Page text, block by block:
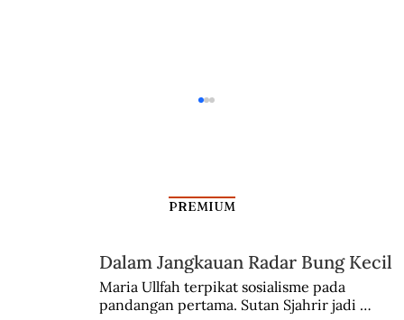
Bertaruh Jiwa Demi Nyawa
PREMIUM
Dalam Jangkauan Radar Bung Kecil
Maria Ullfah terpikat sosialisme pada
pandangan pertama. Sutan Sjahrir jadi